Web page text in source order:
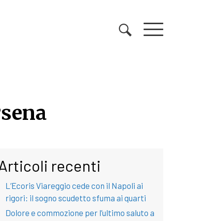
recenti
L’Ecoris Viareggio cede con il Napoli ai
rigori: il sogno scudetto sfuma ai quarti
Dolore e commozione per l’ultimo saluto a